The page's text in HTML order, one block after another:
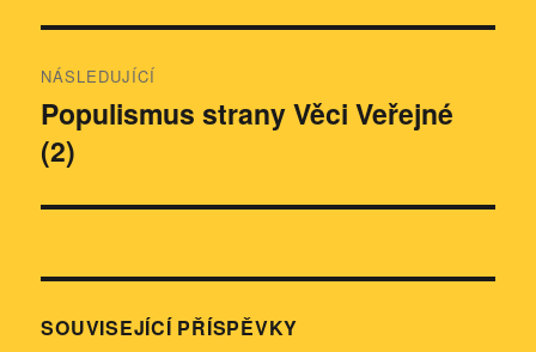
NÁSLEDUJÍCÍ
Následující
příspěvek:
Populismus strany Věci Veřejné
(2)
SOUVISEJÍCÍ PŘÍSPĚVKY